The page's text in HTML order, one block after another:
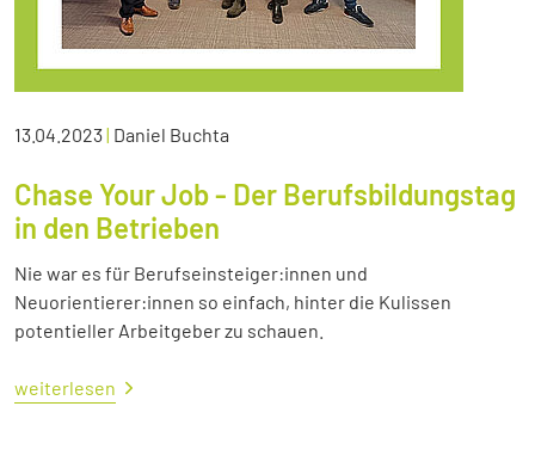
13.04.2023| Daniel Buchta
Chase Your Job - Der Berufsbildungstag
in den Betrieben
Nie war es für Berufseinsteiger:innen und
Neuorientierer:innen so einfach, hinter die Kulissen
potentieller Arbeitgeber zu schauen.
weiterlesen